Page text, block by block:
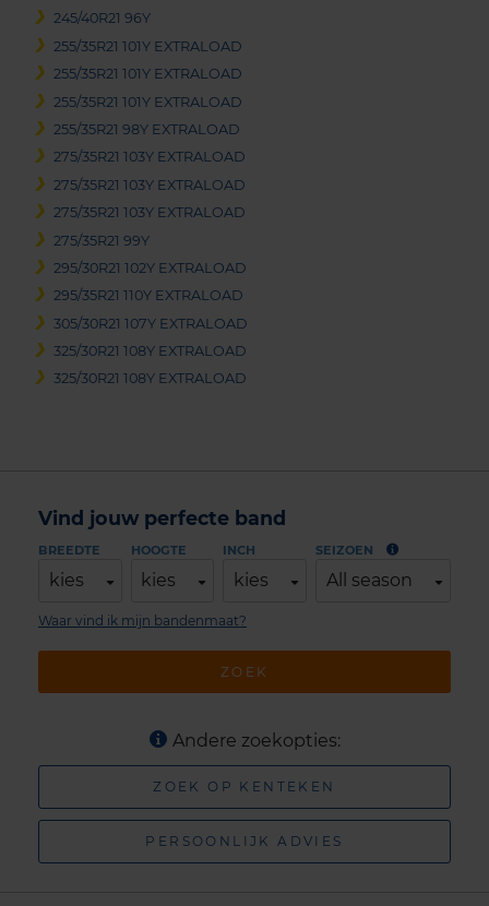
245/40R21 96Y
255/35R21 101Y EXTRALOAD
255/35R21 101Y EXTRALOAD
255/35R21 101Y EXTRALOAD
255/35R21 98Y EXTRALOAD
275/35R21 103Y EXTRALOAD
275/35R21 103Y EXTRALOAD
275/35R21 103Y EXTRALOAD
275/35R21 99Y
295/30R21 102Y EXTRALOAD
295/35R21 110Y EXTRALOAD
305/30R21 107Y EXTRALOAD
325/30R21 108Y EXTRALOAD
325/30R21 108Y EXTRALOAD
Vind jouw perfecte band
BREEDTE
kies
HOOGTE
kies
INCH
kies
SEIZOEN
All season
ZOEK
Waar vind ik mijn bandenmaat?
Andere zoekopties:
ZOEK OP KENTEKEN
PERSOONLIJK ADVIES